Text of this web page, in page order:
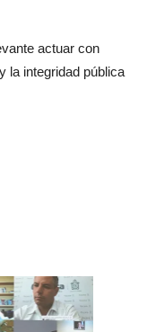
actuar con
la integridad pública